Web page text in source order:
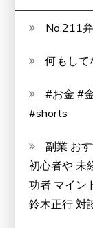
No.211
何もし
#お金 #
#shorts
副業 お
初心者や 未
功者 マイン
鈴木正行 対